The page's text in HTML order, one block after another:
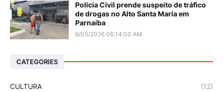
Polícia Civil prende suspeito de tráfico
de drogas no Alto Santa Maria em
Parnaíba
8/05/2026 06:14:00 AM
CATEGORIES
CULTURA (12)